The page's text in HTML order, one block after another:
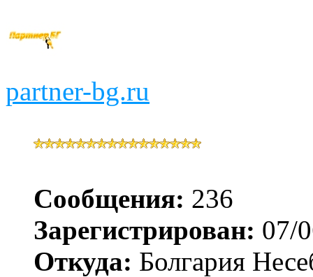
partner-bg.ru
Сообщения: 236
Зарегистрирован: 07/
Откуда: Болгария